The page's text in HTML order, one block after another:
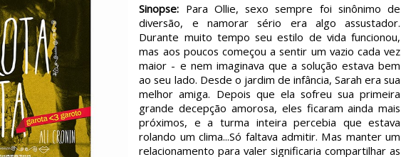
Sinopse: Para Ollie, sexo sempre foi sinônimo de
diversão, e namorar sério era algo assustador.
Durante muito tempo seu estilo de vida funcionou,
mas aos poucos começou a sentir um vazio cada vez
maior - e nem imaginava que a solução estava bem
ao seu lado. Desde o jardim de infância, Sarah era sua
melhor amiga. Depois que ela sofreu sua primeira
grande decepção amorosa, eles ficaram ainda mais
próximos, e a turma inteira percebia que estava
rolando um clima...Só faltava admitir. Mas manter um
relacionamento para valer significaria compartilhar as